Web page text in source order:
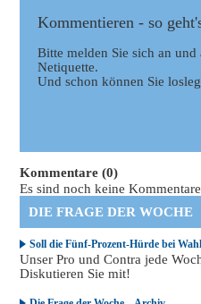
Kommentieren - so
Bitte melden Sie sich an und
Netiquette.
Und schon können Sie
Kommentare (0)
Es sind noch keine
DIE FRAGE DER WOCHE
Soll die Fünf-Prozent-Hürde bei
Unser Pro und Contra jede
Diskutieren Sie mit!